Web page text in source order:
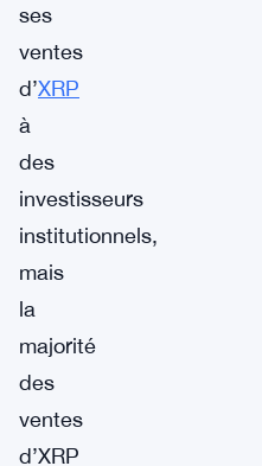
ses
ventes
d’XRP
à
des
investisseurs
institutionnels,
mais
la
majorité
des
ventes
d’XRP